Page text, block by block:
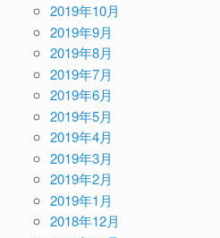
2019年10月
2019年9月
2019年8月
2019年7月
2019年6月
2019年5月
2019年4月
2019年3月
2019年2月
2019年1月
2018年12月